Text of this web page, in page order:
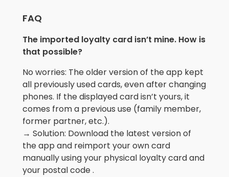
FAQ
The imported loyalty card isn’t mine. How is
that possible?
No worries: The older version of the app kept
all previously used cards, even after changing
phones. If the displayed card isn’t yours, it
comes from a previous use (family member,
former partner, etc.).
→ Solution: Download the latest version of
the app and reimport your own card
manually using your physical loyalty card and
your postal code .